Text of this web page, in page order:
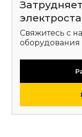
Свяжитесь с
оборудования